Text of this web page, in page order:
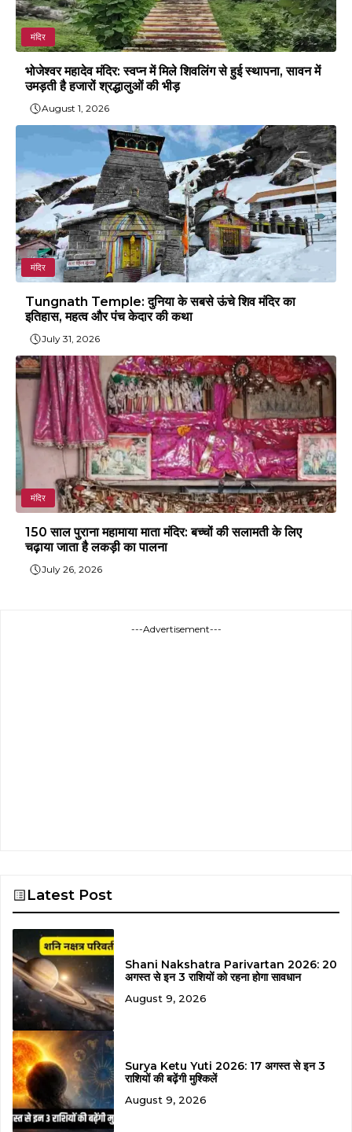
मंदिर
भोजेश्वर महादेव मंदिर: स्वप्न में मिले शिवलिंग से हुई स्थापना, सावन में
उमड़ती है हजारों श्रद्धालुओं की भीड़
August 1, 2026
मंदिर
Tungnath Temple: दुनिया के सबसे ऊंचे शिव मंदिर का
इतिहास, महत्व और पंच केदार की कथा
July 31, 2026
मंदिर
150 साल पुराना महामाया माता मंदिर: बच्चों की सलामती के लिए
चढ़ाया जाता है लकड़ी का पालना
July 26, 2026
---Advertisement---
Latest Post
Shani Nakshatra Parivartan 2026: 20
अगस्त से इन 3 राशियों को रहना होगा सावधान
August 9, 2026
Surya Ketu Yuti 2026: 17 अगस्त से इन 3
राशियों की बढ़ेंगी मुश्किलें
August 9, 2026